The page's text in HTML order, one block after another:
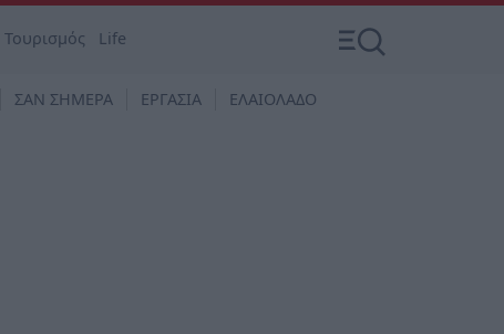
Τουρισμός Life
ΣΑΝ ΣΗΜΕΡΑ ΕΡΓΑΣΙΑ ΕΛΑΙΟΛΑΔΟ